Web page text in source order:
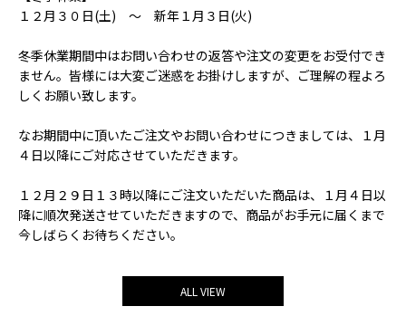
１２月３０日(土) ～ 新年１月３日(火)
冬季休業期間中はお問い合わせの返答や注文の変更をお受付でき
ません。皆様には大変ご迷惑をお掛けしますが、ご理解の程よろ
しくお願い致します。
なお期間中に頂いたご注文やお問い合わせにつきましては、１月
４日以降にご対応させていただきます。
１２月２９日１３時以降にご注文いただいた商品は、１月４日以
降に順次発送させていただきますので、商品がお手元に届くまで
今しばらくお待ちください。
ALL VIEW